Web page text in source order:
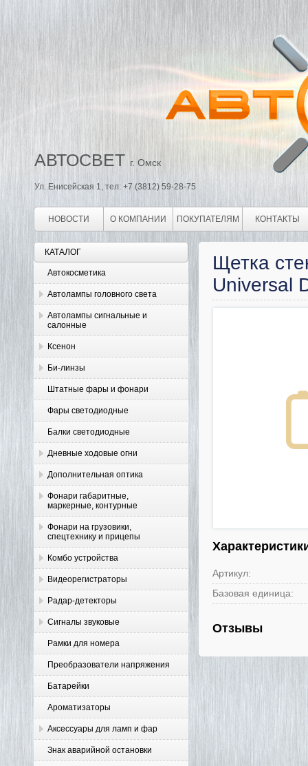
АВТОСВЕТ г. Омск
Ул. Енисейская 1, тел: +7 (3812) 59-28-75
НОВОСТИ О КОМПАНИИ ПОКУПАТЕЛЯМ КОНТАКТЫ
КАТАЛОГ
Автокосметика
Автолампы головного света
Автолампы сигнальные и
салонные
Ксенон
Би-линзы
Штатные фары и фонари
Фары светодиодные
Балки светодиодные
Дневные ходовые огни
Дополнительная оптика
Фонари габаритные,
маркерные, контурные
Фонари на грузовики,
спецтехнику и прицепы
Комбо устройства
Видеорегистраторы
Радар-детекторы
Сигналы звуковые
Рамки для номера
Преобразователи напряжения
Батарейки
Ароматизаторы
Аксессуары для ламп и фар
Знак аварийной остановки
Щетка
Universal
Артикул:
Базовая единица:
Отзывы